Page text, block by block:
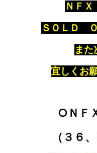
ＮＦ
ＳＯＬＤ
また
宜しくお
○ＮＦ
（３６